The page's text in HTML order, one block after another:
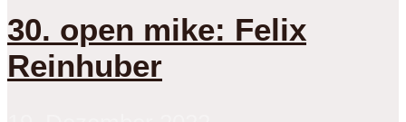
30. open mike: Felix
Reinhuber